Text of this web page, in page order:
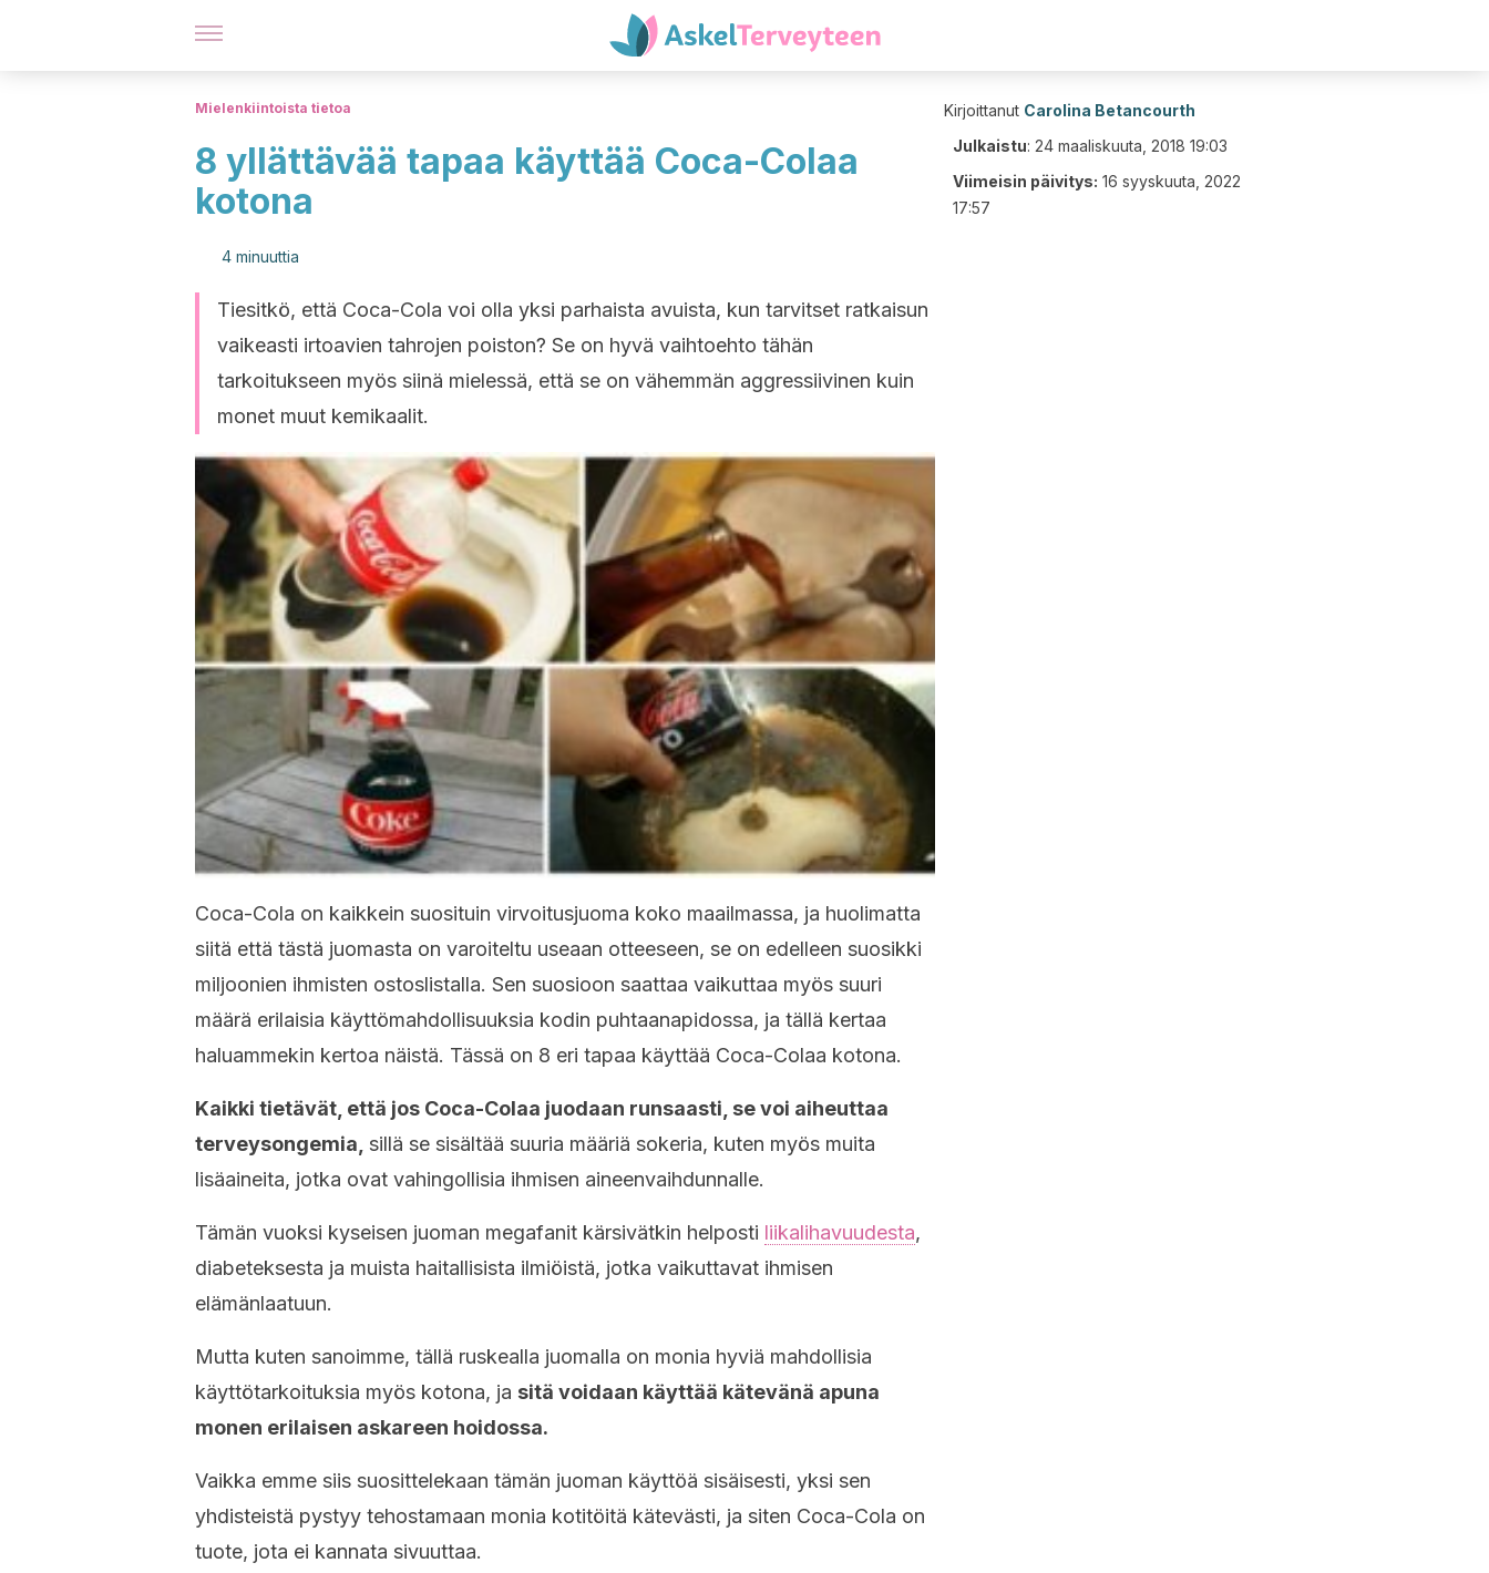
Mielenkiintoista tietoa
8 yllättävää tapaa käyttää Coca-Colaa
kotona
4 minuuttia
Tiesitkö, että Coca-Cola voi olla yksi parhaista avuista, kun tarvitset ratkaisun
vaikeasti irtoavien tahrojen poiston? Se on hyvä vaihtoehto tähän
tarkoitukseen myös siinä mielessä, että se on vähemmän aggressiivinen kuin
monet muut kemikaalit.
Coca-Cola on kaikkein suosituin virvoitusjuoma koko maailmassa, ja huolimatta
siitä että tästä juomasta on varoiteltu useaan otteeseen, se on edelleen suosikki
miljoonien ihmisten ostoslistalla. Sen suosioon saattaa vaikuttaa myös suuri
määrä erilaisia käyttömahdollisuuksia kodin puhtaanapidossa, ja tällä kertaa
haluammekin kertoa näistä. Tässä on 8 eri tapaa käyttää Coca-Colaa kotona.
Kaikki tietävät, että jos Coca-Colaa juodaan runsaasti, se voi aiheuttaa
terveysongemia, sillä se sisältää suuria määriä sokeria, kuten myös muita
lisäaineita, jotka ovat vahingollisia ihmisen aineenvaihdunnalle.
Tämän vuoksi kyseisen juoman megafanit kärsivätkin helposti liikalihavuudesta,
diabeteksesta ja muista haitallisista ilmiöistä, jotka vaikuttavat ihmisen
elämänlaatuun.
Mutta kuten sanoimme, tällä ruskealla juomalla on monia hyviä mahdollisia
käyttötarkoituksia myös kotona, ja sitä voidaan käyttää kätevänä apuna
monen erilaisen askareen hoidossa.
Vaikka emme siis suosittelekaan tämän juoman käyttöä sisäisesti, yksi sen
yhdisteistä pystyy tehostamaan monia kotitöitä kätevästi, ja siten Coca-Cola on
tuote, jota ei kannata sivuuttaa.
Kirjoittanut Carolina Betancourth
Julkaistu: 24 maaliskuuta, 2018 19:03
Viimeisin päivitys: 16 syyskuuta, 2022
17:57